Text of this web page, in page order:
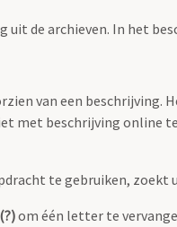
de archieven. In het
van een
met beschrijving online
te gebruiken, zoekt
om één letter te